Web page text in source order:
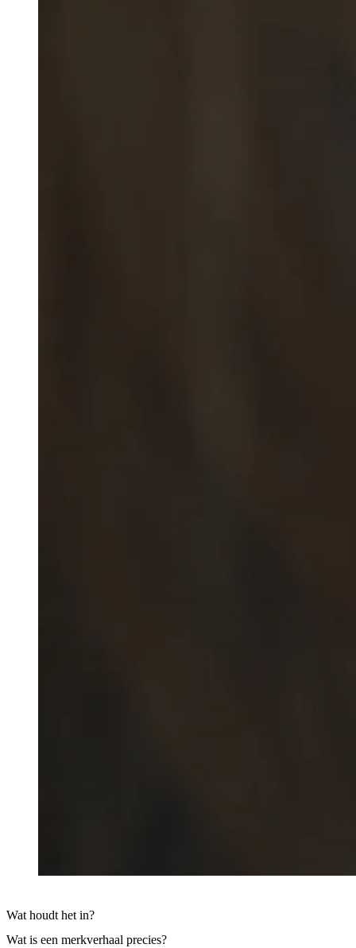
Wat houdt het in?
Wat is een merkverhaal precies?